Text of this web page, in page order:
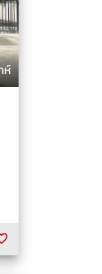
ห์